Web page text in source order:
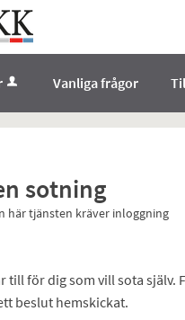
Vanliga frågor
sotning
här tjänsten kräver inloggning
till för dig som vill sota själv.
beslut hemskickat.